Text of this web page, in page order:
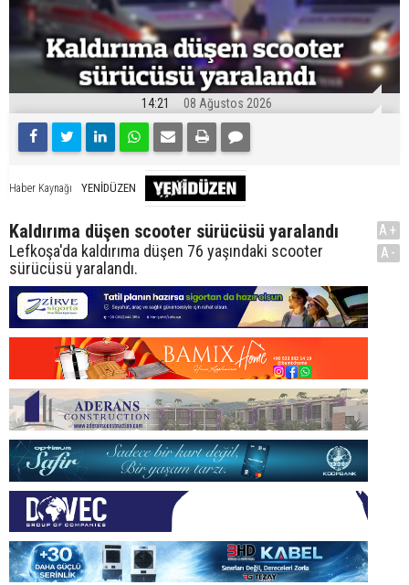
14:21 08 Ağustos 2026
Haber Kaynağı YENİDÜZEN
Kaldırıma düşen scooter sürücüsü yaralandı
Lefkoşa'da kaldırıma düşen 76 yaşındaki scooter
sürücüsü yaralandı.
A+
A-